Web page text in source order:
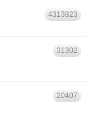
4313823
31302
20407